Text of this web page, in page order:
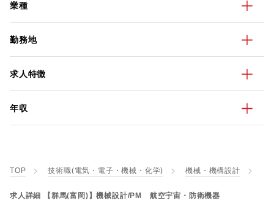
業種
勤務地
求人特徴
年収
TOP 技術職(電気・電子・機械・化学) 機械・機構設計
求人詳細 【群馬(富岡)】機械設計/PM 航空宇宙・防衛機器